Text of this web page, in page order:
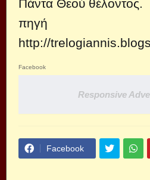
Πάντα Θεού θέλοντος.
πηγή
http://
Facebook
Responsive
Facebook